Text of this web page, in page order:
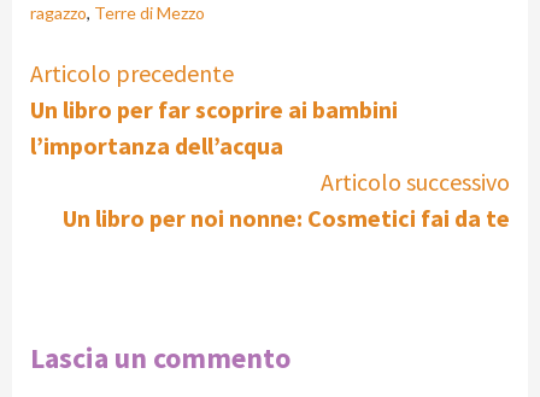
ragazzo, Terre di Mezzo
Continue
Reading
Articolo precedente
Un libro per far scoprire ai bambini
l’importanza dell’acqua
Articolo successivo
Un libro per noi nonne: Cosmetici fai da te
Lascia un commento